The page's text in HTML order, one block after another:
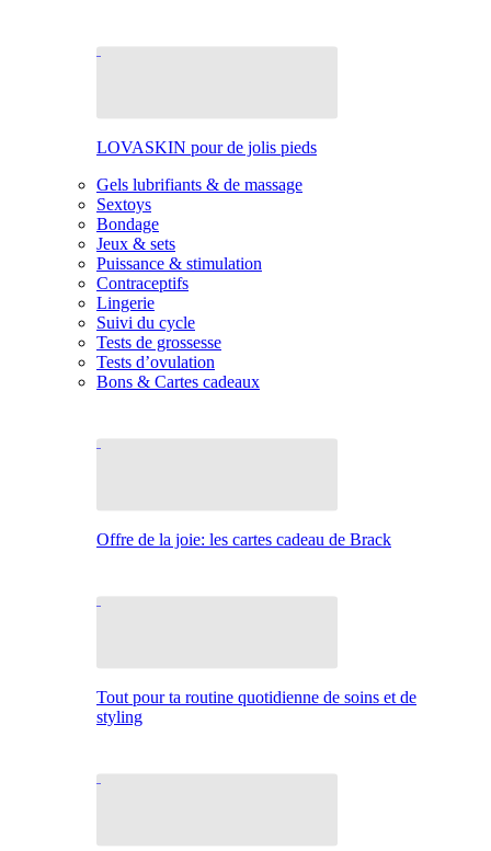
LOVASKIN pour de jolis pieds
Gels lubrifiants & de massage
Sextoys
Bondage
Jeux & sets
Puissance & stimulation
Contraceptifs
Lingerie
Suivi du cycle
Tests de grossesse
Tests d’ovulation
Bons & Cartes cadeaux
Offre de la joie: les cartes cadeau de Brack
Tout pour ta routine quotidienne de soins et de
styling